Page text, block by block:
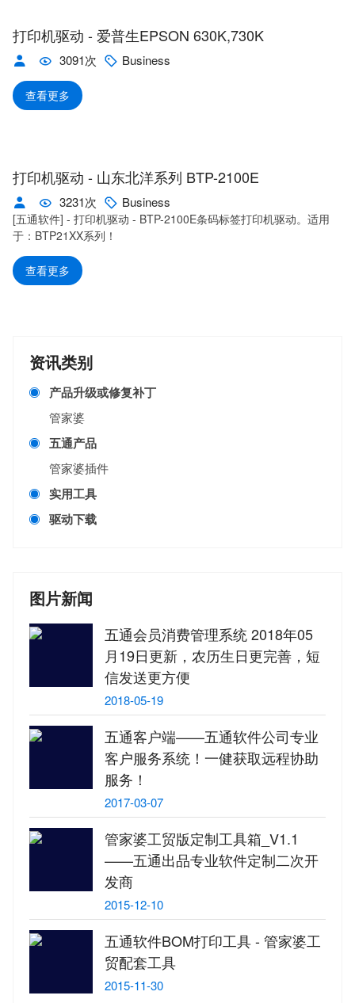
打印机驱动 - 爱普生EPSON 630K,730K
3091次 Business
查看更多
打印机驱动 - 山东北洋系列 BTP-2100E
3231次 Business
[五通软件] - 打印机驱动 - BTP-2100E条码标签打印机驱动。适用
于：BTP21XX系列！
查看更多
资讯类别
产品升级或修复补丁
管家婆
五通产品
管家婆插件
实用工具
驱动下载
图片新闻
五通会员消费管理系统 2018年05
月19日更新，农历生日更完善，短
信发送更方便
2018-05-19
五通客户端——五通软件公司专业
客户服务系统！一健获取远程协助
服务！
2017-03-07
管家婆工贸版定制工具箱_V1.1
——五通出品专业软件定制二次开
发商
2015-12-10
五通软件BOM打印工具 - 管家婆工
贸配套工具
2015-11-30